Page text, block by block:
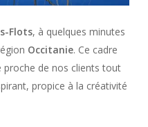
Flots, à quelques minutes
Occitanie. Ce cadre
proche de nos clients tout
propice à la créativité